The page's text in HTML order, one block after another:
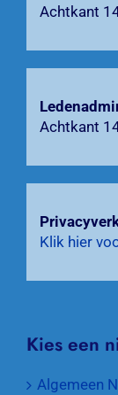
Zoeken
Achtkant
Achtkant
Klik hier
Kies een
Algemeen